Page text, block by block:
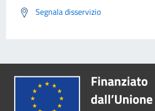
Segnala disservizio